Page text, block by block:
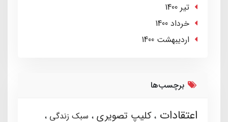
تير 1400
خرداد 1400
ارديبهشت 1400
برچسب‌ها
اعتقادات کلیپ تصویری
سبک زندگی